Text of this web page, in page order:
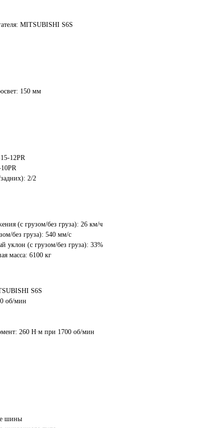
MITSUBISHI S6S
150 мм
12PR
2/2
(с грузом/без груза): 26 км/ч
без груза): 540 мм/с
уклон (с грузом/без груза): 33%
масса: 6100 кг
S6S
об/мин
260 Н∙м при 1700 об/мин
шины
собой предложение
введите телефон в поле
ниже и нажмите на кнопку
00
часы
00
минуты
00
Нажимая на кнопку "
принимаюусловия соглашения
закрыть